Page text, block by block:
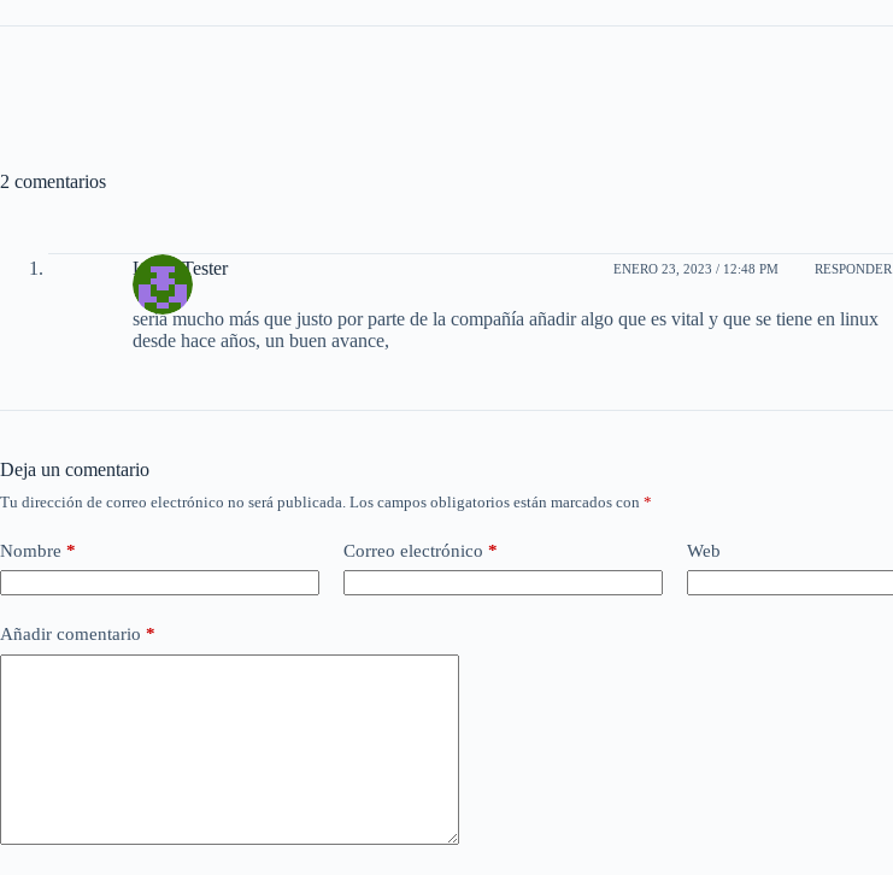
2 comentarios
LuchoTester ENERO 23, 2023 / 12:48 PM RESPONDER
sería mucho más que justo por parte de la compañía añadir algo que es vital y que se tiene en linux
desde hace años, un buen avance,
Deja un comentario
Tu dirección de correo electrónico no será publicada. Los campos obligatorios están marcados con *
Nombre * Correo electrónico * Web
Añadir comentario *